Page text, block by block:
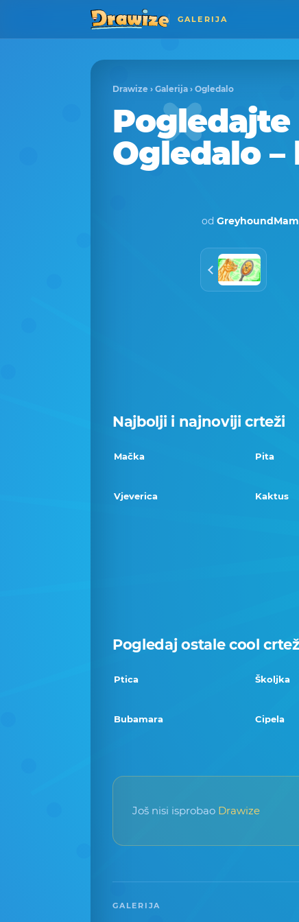
GALERIJA
Drawize › Galerija › Ogledalo
Ogledalo
od
Najbolji i najnoviji crteži
Mačka Pita
Vjeverica Kaktus
Pogledaj ostale cool
Ptica Školjka
Bubamara Cipela
Još nisi isprobao Drawize
GALERIJA